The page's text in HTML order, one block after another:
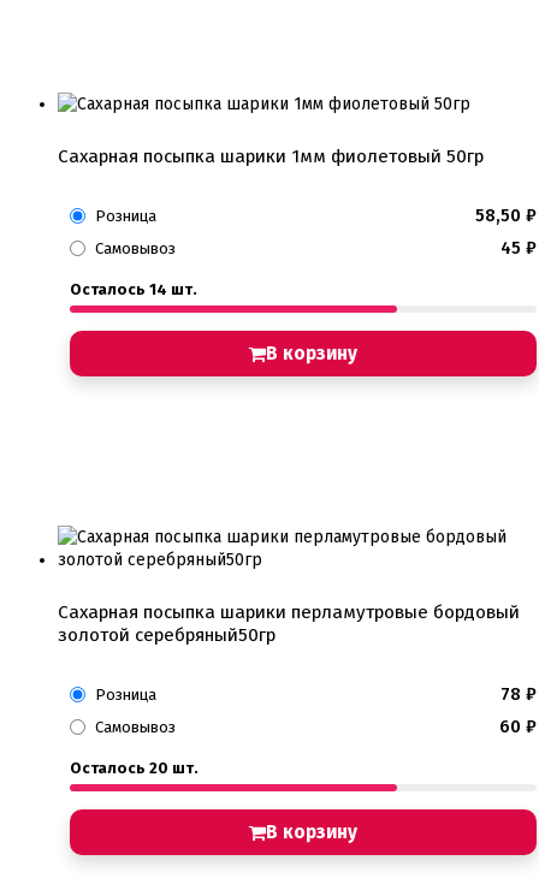
Сахарная посыпка шарики 1мм фиолетовый 50гр
Розница 58,50 ₽
Самовывоз 45 ₽
Осталось 14 шт.
В корзину
Сахарная посыпка шарики перламутровые бордовый
золотой серебряный50гр
Розница 78 ₽
Самовывоз 60 ₽
Осталось 20 шт.
В корзину